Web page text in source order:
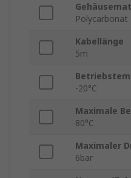
Polycarbonat
Kabellänge
5m
-20°C
Maximale
80°C
Maximaler
6bar